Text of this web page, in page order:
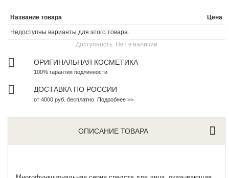
Доступность: Нет в наличии
Название товара Цена
Недоступны варианты для этого товара.
ОРИГИНАЛЬНАЯ КОСМЕТИКА
100% гарантия подлинности
ДОСТАВКА ПО РОССИИ
от 4000 руб. бесплатно. Подробнее >>
ОПИСАНИЕ ТОВАРА